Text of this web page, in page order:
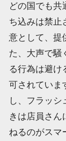
どの国でも共
ち込みは禁止
意として、提
た、大声で騒
る行為は避け
可されていま
し、フラッシ
きは店員さん
ねるのがスマ